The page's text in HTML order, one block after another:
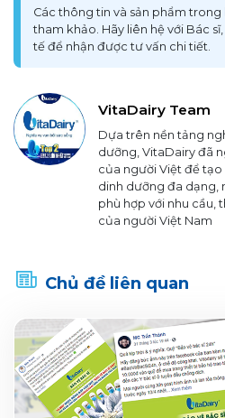
Các thông tin và sản phẩm
tham khảo. Hãy liên hệ với Bác
tế để nhận được tư vấn chi tiết.
VitaDairy Team
Dựa trên nền tảng
dưỡng, VitaDairy đã
của người Việt để
dinh dưỡng đa dạng,
phù hợp với nhu cầu,
của người Việt Nam
Chủ đề liên quan